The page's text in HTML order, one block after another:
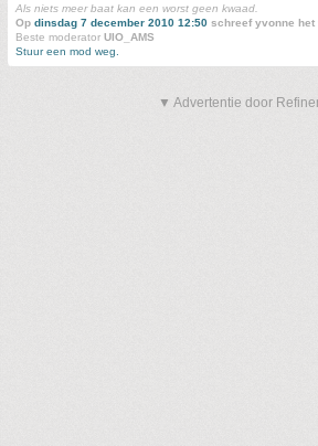
Als niets meer baat kan een worst geen kwaad.
Op dinsdag 7 december 2010 12:50 schreef yvonne het
Beste moderator UIO_AMS
Stuur een mod weg.
▼ Advertentie door